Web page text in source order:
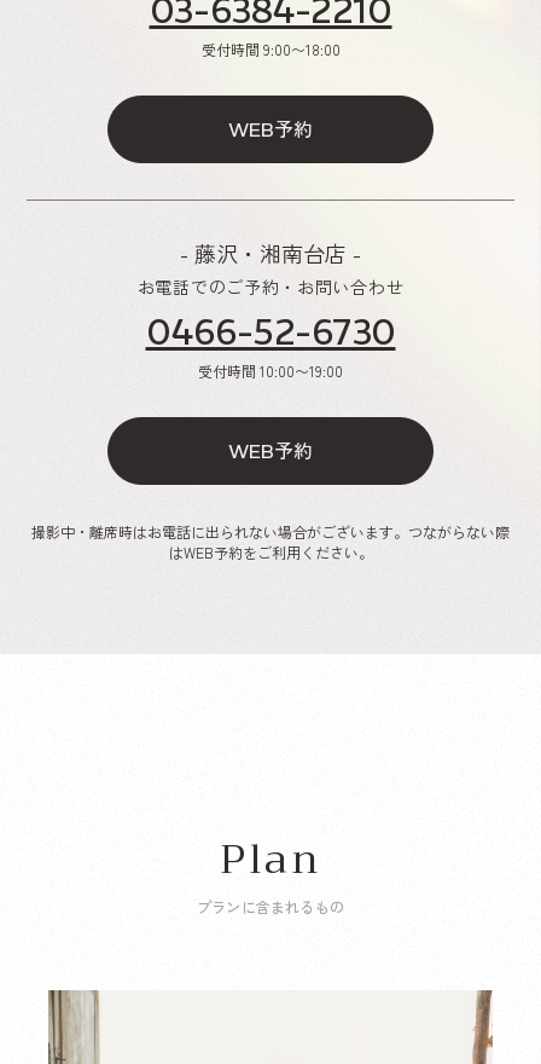
03-6384-2210
受付時間 9:00〜18:00
WEB予約
- 藤沢・湘南台店 -
お電話でのご予約・お問い合わせ
0466-52-6730
受付時間 10:00〜19:00
WEB予約
撮影中・離席時はお電話に出られない場合がございます。つながらない際
はWEB予約をご利用ください。
Plan
プランに含まれるもの